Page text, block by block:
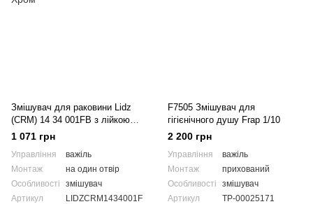
Змішувач для раковини Lidz
(CRM) 14 34 001FB з лійкою
для гігієнічного душу
1 071 грн
Управління
важіль
Монтаж
на один отвір
Особливості
змішувач
Артикул
LIDZCRM1434001F
F7505 Змішувач для
гігієнічного душу Frap 1/10
2 200 грн
Управління
важіль
Монтаж
прихований
Особливості
змішувач
Артикул
ТР-00025171